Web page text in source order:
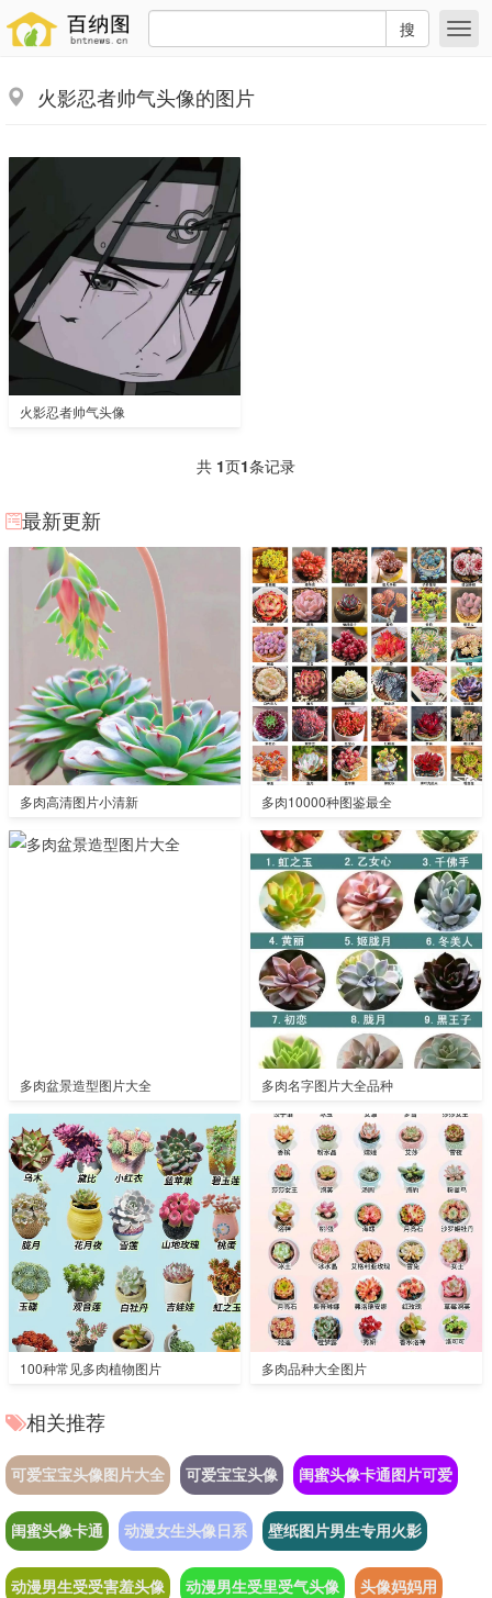
搜
火影忍者帅气头像的图片
火影忍者帅气头像
共 1页1条记录
最新更新
多肉高清图片小清新 多肉10000种图鉴最全
多肉盆景造型图片大全 多肉名字图片大全品种
100种常见多肉植物图片 多肉品种大全图片
相关推荐
可爱宝宝头像图片大全 可爱宝宝头像 闺蜜头像卡通图片可爱
闺蜜头像卡通 动漫女生头像日系 壁纸图片男生专用火影
动漫男生受受害羞头像 动漫男生受里受气头像 头像妈妈用